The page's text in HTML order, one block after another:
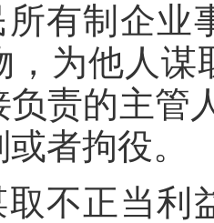
所有制企业
，为他人
负责的主管
者拘役。
取不正当利